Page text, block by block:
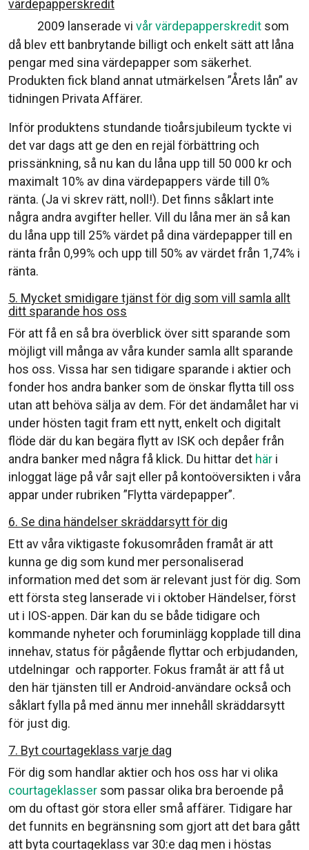
värdepapperskredit
2009 lanserade vi vår värdepapperskredit som
då blev ett banbrytande billigt och enkelt sätt att låna
pengar med sina värdepapper som säkerhet.
Produkten fick bland annat utmärkelsen ”Årets lån” av
tidningen Privata Affärer.
Inför produktens stundande tioårsjubileum tyckte vi
det var dags att ge den en rejäl förbättring och
prissänkning, så nu kan du låna upp till 50 000 kr och
maximalt 10% av dina värdepappers värde till 0%
ränta. (Ja vi skrev rätt, noll!). Det finns såklart inte
några andra avgifter heller. Vill du låna mer än så kan
du låna upp till 25% värdet på dina värdepapper till en
ränta från 0,99% och upp till 50% av värdet från 1,74% i
ränta.
5. Mycket smidigare tjänst för dig som vill samla allt
ditt sparande hos oss
För att få en så bra överblick över sitt sparande som
möjligt vill många av våra kunder samla allt sparande
hos oss. Vissa har sen tidigare sparande i aktier och
fonder hos andra banker som de önskar flytta till oss
utan att behöva sälja av dem. För det ändamålet har vi
under hösten tagit fram ett nytt, enkelt och digitalt
flöde där du kan begära flytt av ISK och depåer från
andra banker med några få klick. Du hittar det här i
inloggat läge på vår sajt eller på kontoöversikten i våra
appar under rubriken ”Flytta värdepapper”.
6. Se dina händelser skräddarsytt för dig
Ett av våra viktigaste fokusområden framåt är att
kunna ge dig som kund mer personaliserad
information med det som är relevant just för dig. Som
ett första steg lanserade vi i oktober Händelser, först
ut i IOS-appen. Där kan du se både tidigare och
kommande nyheter och foruminlägg kopplade till dina
innehav, status för pågående flyttar och erbjudanden,
utdelningar och rapporter. Fokus framåt är att få ut
den här tjänsten till er Android-användare också och
såklart fylla på med ännu mer innehåll skräddarsytt
för just dig.
7. Byt courtageklass varje dag
För dig som handlar aktier och hos oss har vi olika
courtageklasser som passar olika bra beroende på
om du oftast gör stora eller små affärer. Tidigare har
det funnits en begränsning som gjort att det bara gått
att byta courtageklass var 30:e dag men i höstas